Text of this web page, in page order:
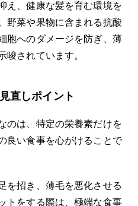
え、健康な髪を育む環境を
野菜や果物に含まれる抗酸
胞へのダメージを防ぎ、薄
唆されています。
直しポイント
のは、特定の栄養素だけを
良い食事を心がけることで
を招き、薄毛を悪化させる
トをする際は、極端な食事